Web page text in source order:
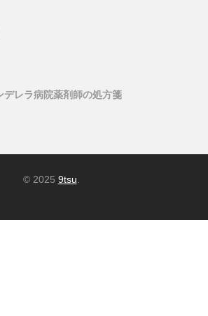
デレラ病院薬剤師の処方箋
外科医の日記
法者-© 2025 9tsu.